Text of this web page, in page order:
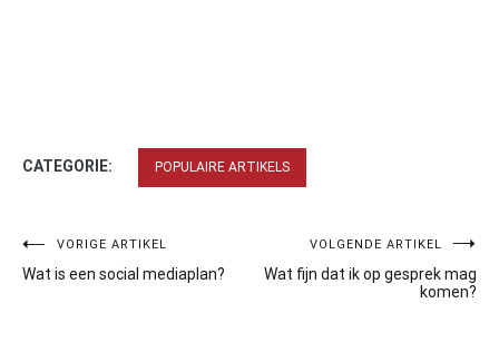
CATEGORIE: POPULAIRE ARTIKELS
Bericht
navigatie
VORIGE ARTIKEL
Wat is een social mediaplan?
VOLGENDE ARTIKEL
Wat fijn dat ik op gesprek mag
komen?